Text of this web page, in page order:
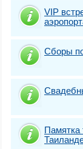
VIP
Сборы
Памятка